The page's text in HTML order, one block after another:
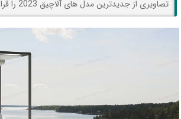
تصاویری از جدیدترین مدل های آلاچیق 2023 را قرار داده‌ایم.